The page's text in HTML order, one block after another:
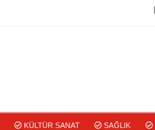
KÜLTÜR SANAT SAĞLIK